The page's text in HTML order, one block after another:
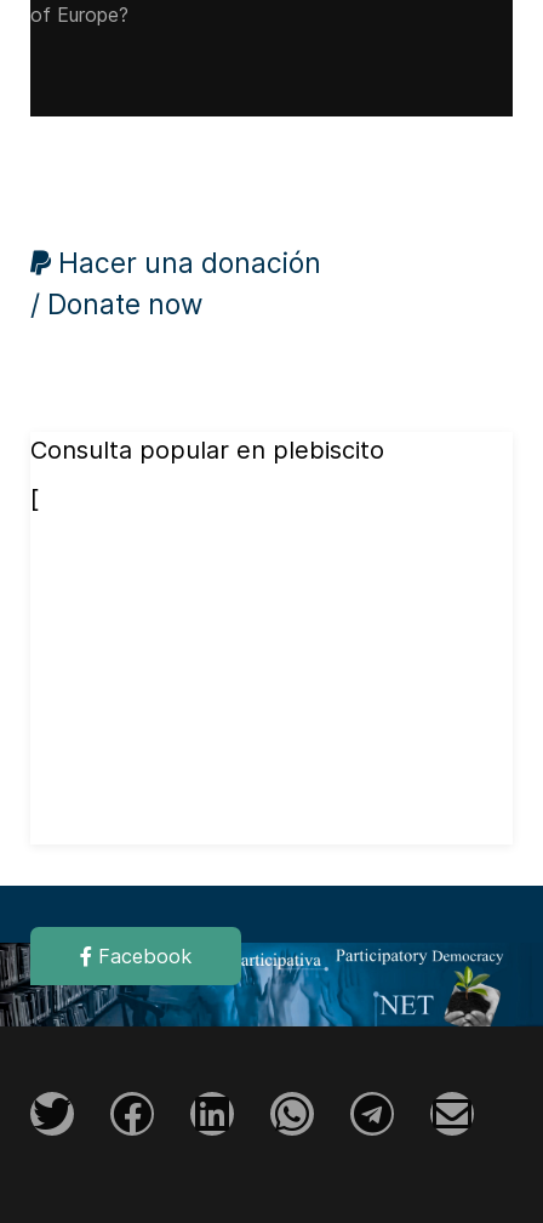
of Europe?
Hacer una donación
/ Donate now
Consulta popular en plebiscito
[
Facebook